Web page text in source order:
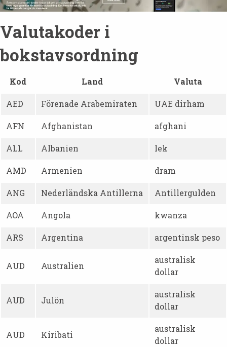
Valutakoder i
bokstavsordning
Kod Land Valuta
AED Förenade Arabemiraten UAE dirham
AFN Afghanistan afghani
ALL Albanien lek
AMD Armenien dram
ANG Nederländska Antillerna Antillergulden
AOA Angola kwanza
ARS Argentina argentinsk peso
AUD Australien
australisk
dollar
AUD Julön
australisk
dollar
AUD Kiribati
australisk
dollar